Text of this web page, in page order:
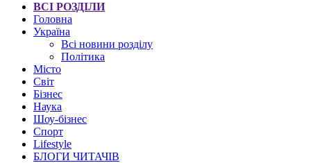
ВСІ РОЗДІЛИ
Головна
Україна
Всі новини розділу
Політика
Місто
Світ
Бізнес
Наука
Шоу-бізнес
Спорт
Lifestyle
БЛОГИ ЧИТАЧІВ